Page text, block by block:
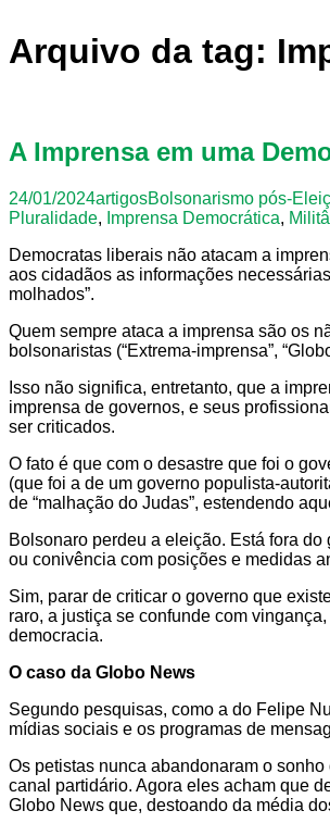
Arquivo da tag:
A Imprensa em uma
24/01/2024artigosBolsonarismo pós-
Pluralidade, Imprensa Democrática,
Democratas liberais não atacam a
aos cidadãos as informações
molhados”.
Quem sempre ataca a imprensa são os
bolsonaristas (“Extrema-imprensa”,
Isso não significa, entretanto, que a
imprensa de governos, e seus
ser criticados.
O fato é que com o desastre que foi o
(que foi a de um governo populista-
de “malhação do Judas”, estendendo
Bolsonaro perdeu a eleição. Está fora
ou conivência com posições e medidas
Sim, parar de criticar o governo que
raro, a justiça se confunde com
democracia.
O caso da Globo News
Segundo pesquisas, como a do Felipe
mídias sociais e os programas de
Os petistas nunca abandonaram o
canal partidário. Agora eles acham que
Globo News que, destoando da média